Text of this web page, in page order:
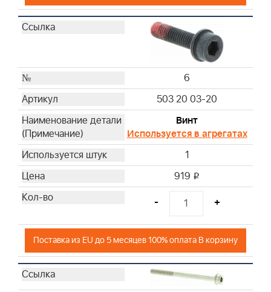
6
503 20 03-20
Винт
Используется в агрегатах
1
919 i
- +
Поставка из EU до 5 месяцев 100% оплата В корзину